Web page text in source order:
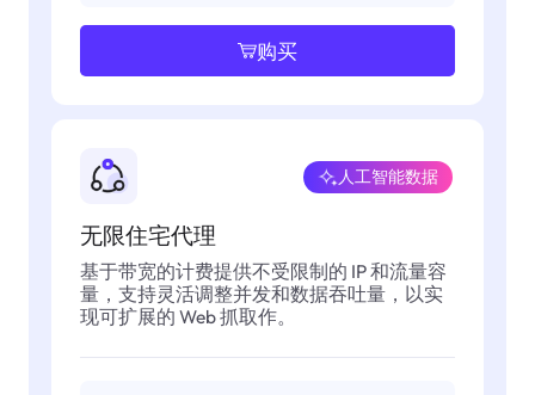
购买
无限住宅代理
人工智能数据
基于带宽的计费提供不受限制的 IP 和流量容
量，支持灵活调整并发和数据吞吐量，以实
现可扩展的 Web 抓取作。